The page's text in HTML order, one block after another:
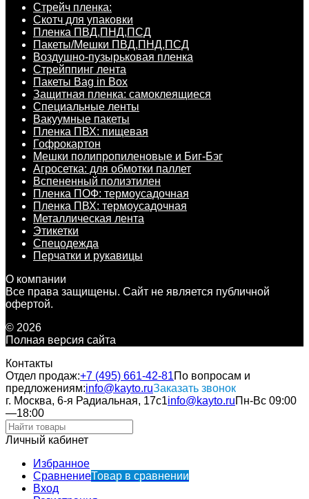
Стрейч пленка:
Скотч для упаковки
Пленка ПВД,ПНД,ПСД
Пакеты/Мешки ПВД,ПНД,ПСД
Воздушно-пузырьковая пленка
Стрейппинг лента
Пакеты Bag in Box
Защитная пленка: самоклеящиеся
Специальные ленты
Вакуумные пакеты
Пленка ПВХ: пищевая
Гофрокартон
Мешки полипропиленовые и Биг-Бэг
Агросетка: для обмотки паллет
Вспененный полиэтилен
Пленка ПОФ: термоусадочная
Пленка ПВХ: термоусадочная
Металлическая лента
Этикетки
Спецодежда
Перчатки и рукавицы
О компании
Все права защищены. Сайт не является публичной
офертой.
© 2026
Полная версия сайта
Контакты
Отдел продаж:+7 (495) 661-42-81По вопросам и
предложениям:info@kayto.ruЗаказать звонок
г. Москва, 6-я Радиальная, 17с1info@kayto.ruПн-Вс 09:00
—18:00
Личный кабинет
Избранное
СравнениеТовар в сравнении
Вход